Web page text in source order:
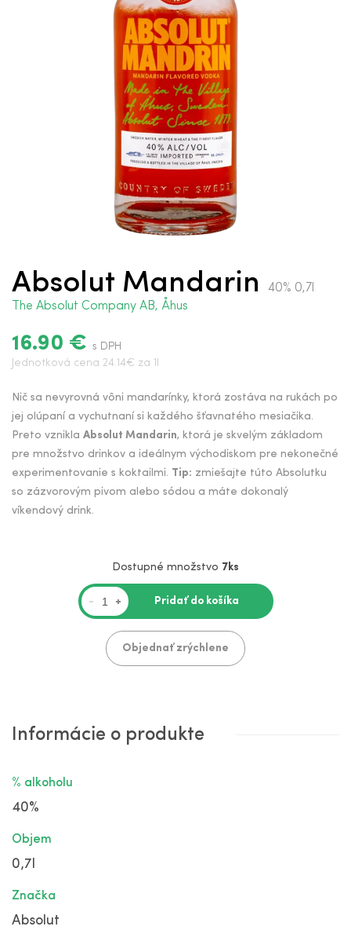
Absolut Mandarin
40% 0,7l
The Absolut Company AB, Åhus
16.90 € s DPH
Jednotková cena 24.14€ za 1l
Nič sa nevyrovná vôni mandarínky, ktorá zostáva na rukách po
jej olúpaní a vychutnaní si každého šťavnatého mesiačika.
Preto vznikla Absolut Mandarin, ktorá je skvelým základom
pre množstvo drinkov a ideálnym východiskom pre nekonečné
experimentovanie s koktailmi. Tip: zmiešajte túto Absolutku
so zázvorovým pivom alebo sódou a máte dokonalý
víkendový drink.
Dostupné množstvo 7ks
- + Pridať do košíka
Objednať zrýchlene
Informácie o produkte
% alkoholu
40%
Objem
0,7l
Značka
Absolut